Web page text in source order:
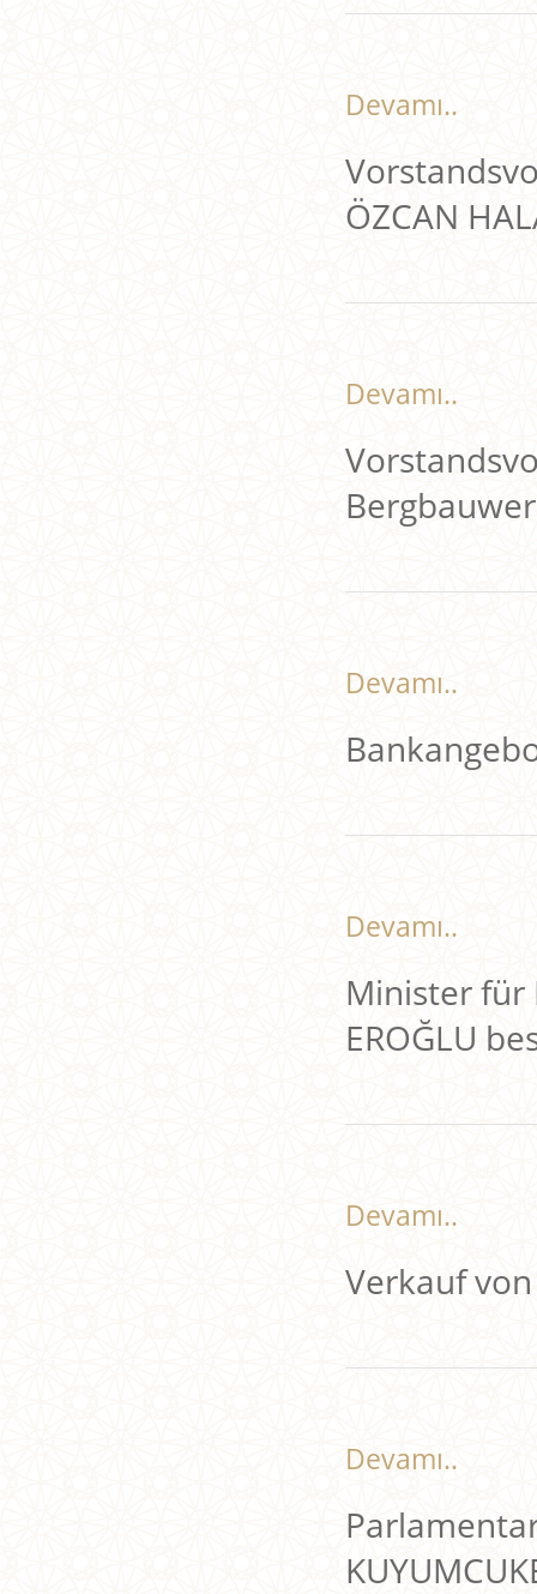
Devamı..
ÖZCAN
Devamı..
Devamı..
Devamı..
Minister für
EROĞLU
Devamı..
Verkauf
Devamı..